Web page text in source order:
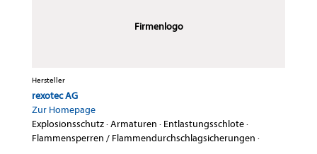
Firmenlogo
Hersteller
rexotec AG
Zur Homepage
Explosionsschutz·Armaturen · Entlastungsschlote·
Flammensperren / Flammendurchschlagsicherungen ·